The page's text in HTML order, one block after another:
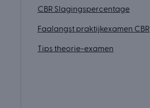
CBR Slagingspercentage
Faalangst praktijkexamen CBR
Tips theorie-examen